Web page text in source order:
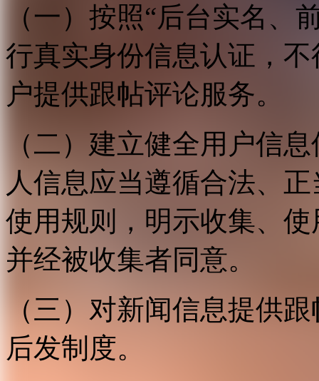
（一）按照“后台实名、
行真实身份信息认证，
户提供跟帖评论服务。
（二）建立健全用户信
人信息应当遵循合法、
使用规则，明示收集、
并经被收集者同意。
（三）对新闻信息提供
后发制度。